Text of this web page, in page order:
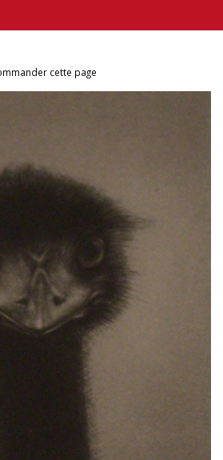
cette page